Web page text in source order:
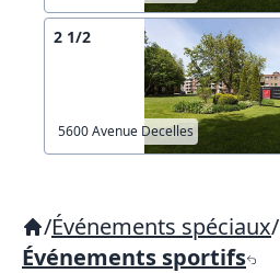
2 1/2
5600 Avenue Decelles
/Événements spéciaux/
Événements sportifs